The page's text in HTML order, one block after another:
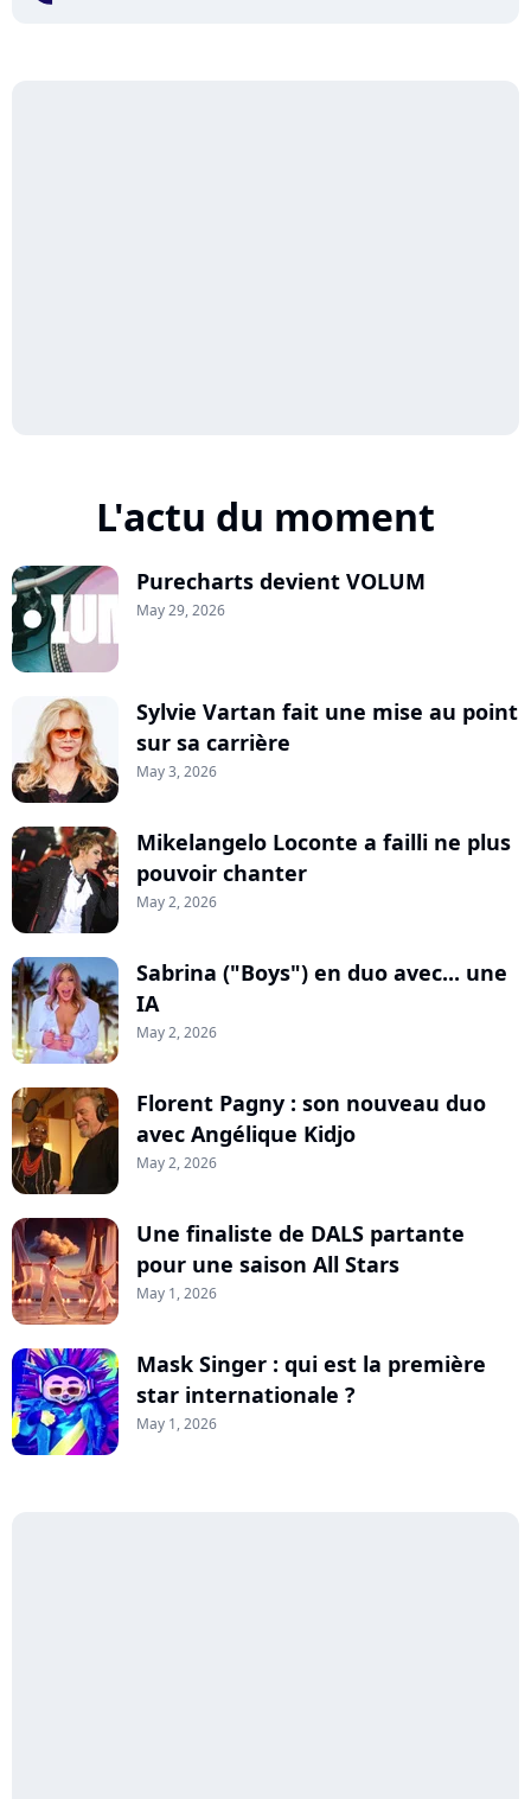
L'actu du moment
Purecharts devient VOLUM
May 29, 2026
Sylvie Vartan fait une mise au point
sur sa carrière
May 3, 2026
Mikelangelo Loconte a failli ne plus
pouvoir chanter
May 2, 2026
Sabrina ("Boys") en duo avec... une
IA
May 2, 2026
Florent Pagny : son nouveau duo
avec Angélique Kidjo
May 2, 2026
Une finaliste de DALS partante
pour une saison All Stars
May 1, 2026
Mask Singer : qui est la première
star internationale ?
May 1, 2026